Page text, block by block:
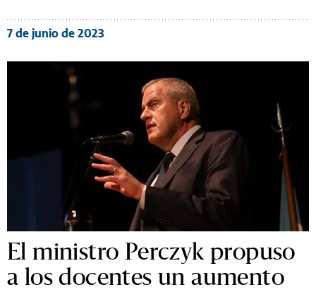
7 de junio de 2023
El ministro Perczyk propuso
a los docentes un aumento